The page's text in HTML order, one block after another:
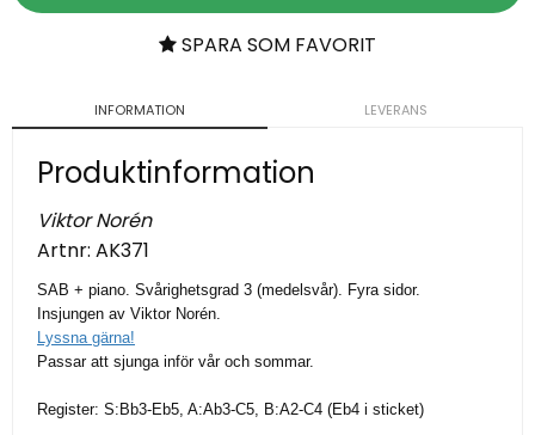
SPARA SOM FAVORIT
INFORMATION LEVERANS
Produktinformation
Viktor Norén
Artnr: AK371
SAB + piano. Svårighetsgrad 3 (medelsvår). Fyra sidor.
Insjungen av Viktor Norén.
Lyssna gärna!
Passar att sjunga inför vår och sommar.
Register: S:Bb3-Eb5, A:Ab3-C5, B:A2-C4 (Eb4 i sticket)